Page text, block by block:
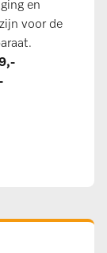
en
voor de